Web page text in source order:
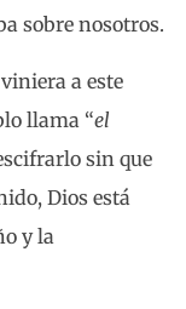
sobre nosotros.
a este
llama “el
sin que
Dios está
y la